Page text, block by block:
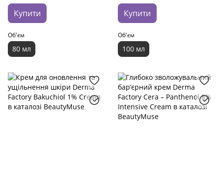
Купити
Об'єм
80 мл
Купити
Об'єм
100 мл